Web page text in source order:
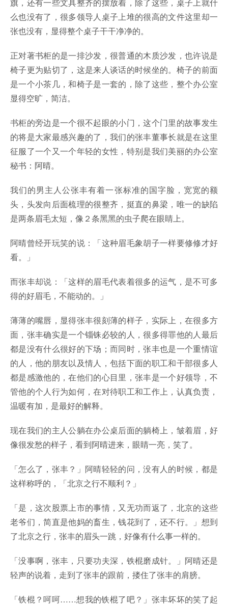
旗，还有一些文具整齐的摆放着，除了这些，桌子上就什
么也没有了，很多领导人桌子上堆的很高的文件这里却一
张也没有，显得整个桌子干干净净的。
正对著书柜的是一排沙发，很普通的木质沙发，也许说是
椅子更为贴切了，这是来人谈话的时候坐的。椅子的前面
是一个小茶几，和椅子是一套的，除了这些，整个办公室
显得空旷，简洁。
书柜的旁边是一个很不起眼的小门，这个门里的故事发生
的将是大家最感兴趣的了，我们的张丰董事长就是在这里
征服了一个又一个年轻的女性，特别是我们美丽的办公室
秘书：阿晴。
我们的男主人公张丰有着一张标准的国字脸，宽宽的额
头，头发向后面梳理的很整齐，挺直的鼻梁，唯一的缺陷
是两条眉毛太短，像２条黑黑的虫子爬在眼睛上。
阿晴曾经开玩笑的说：「这种眉毛象胡子一样要修修才好
看。」
而张丰却说：「这样的眉毛代表着很多的运气，是不可多
得的好眉毛，不能动的。」
薄薄的嘴唇，显得张丰很刻薄的样子，实际上，在很多方
面，张丰确实是一个锱铢必较的人，很多得罪他的人最后
都是没有什么很好的下场；而同时，张丰也是一个重情谊
的人，他的朋友以及情人，包括下面的职工和干部很多人
都是感激他的，在他们的心目里，张丰是一个好领导，不
管他的个人行为如何，在对待职工和工作上，认真负责，
温暖有加，是最好的解释。
现在我们的主人公躺在办公桌后面的躺椅上，皱着眉，好
像很发愁的样子，看到阿晴进来，眼睛一亮，笑了。
「怎么了，张丰？」阿晴轻轻的问，没有人的时候，都是
这样称呼的，「北京之行不顺利？」
「是，这次股票上市的事情，又无功而返了，北京的这些
老爷们，简直是他妈的畜生，钱花到了，还不行。」想到
了北京之行，张丰的眉头一跳，好像有什么事一样的。
「没事啊，张丰，只要功夫深，铁棍磨成针。」阿晴还是
轻声的说着，走到了张丰的跟前，搂住了张丰的肩膀。
「铁棍？呵呵……想我的铁棍了吧？」张丰坏坏的笑了起